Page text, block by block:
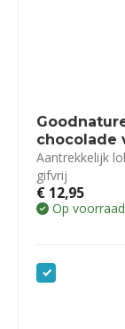
chocolade
Aantrekkelijk
gifvrij
€ 12,95
Op voorraad